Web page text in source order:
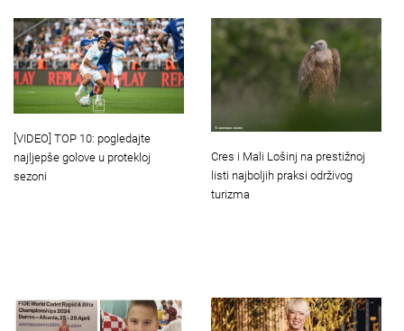
[VIDEO] TOP 10: pogledajte
najljepše golove u protekloj
sezoni
Cres i Mali Lošinj na prestižnoj
listi najboljih praksi održivog
turizma